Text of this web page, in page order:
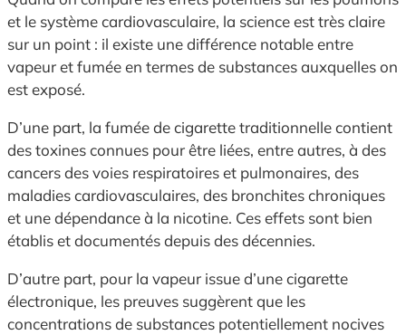
et le système cardiovasculaire, la science est très claire
sur un point : il existe une différence notable entre
vapeur et fumée en termes de substances auxquelles on
est exposé.
D’une part, la fumée de cigarette traditionnelle contient
des toxines connues pour être liées, entre autres, à des
cancers des voies respiratoires et pulmonaires, des
maladies cardiovasculaires, des bronchites chroniques
et une dépendance à la nicotine. Ces effets sont bien
établis et documentés depuis des décennies.
D’autre part, pour la vapeur issue d’une cigarette
électronique, les preuves suggèrent que les
concentrations de substances potentiellement nocives